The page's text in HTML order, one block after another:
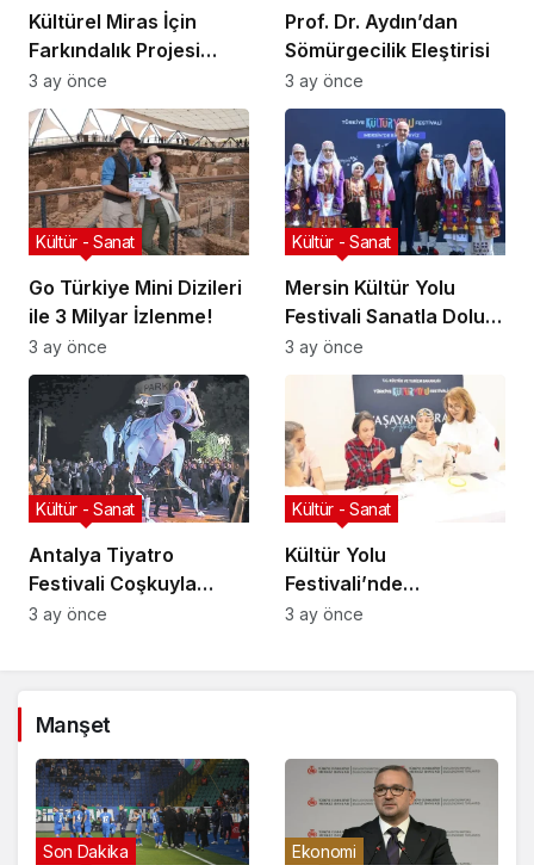
Kültürel Miras İçin
Farkındalık Projesi
Başlıyor
3 ay önce
Prof. Dr. Aydın’dan
Sömürgecilik Eleştirisi
3 ay önce
Go Türkiye Mini Dizileri
ile 3 Milyar İzlenme!
Kültür - Sanat
3 ay önce
Mersin Kültür Yolu
Festivali Sanatla Dolu
Geçiyor!
Kültür - Sanat
3 ay önce
Antalya Tiyatro
Festivali Coşkuyla
Başladı!
Kültür - Sanat
3 ay önce
Kültür Yolu
Festivali’nde
Geleneksel Sanatlar
Kültür - Sanat
3 ay önce
Manşet
Son Dakika Ekonomi